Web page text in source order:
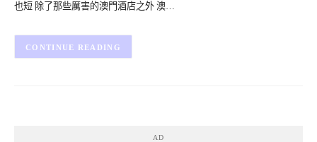
也短 除了那些厲害的澳門酒店之外 澳…
CONTINUE READING
AD